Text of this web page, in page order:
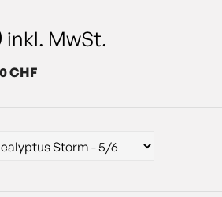
inkl. MwSt.
CHF